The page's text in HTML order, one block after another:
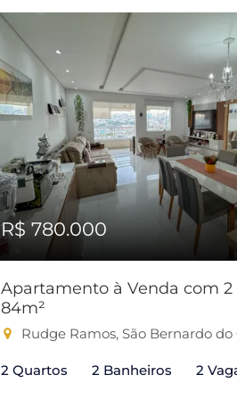
R$ 780.000
Apartamento à Venda com 2
84m²
Rudge Ramos, São Bernardo do
2 Quartos 2 Banheiros 2